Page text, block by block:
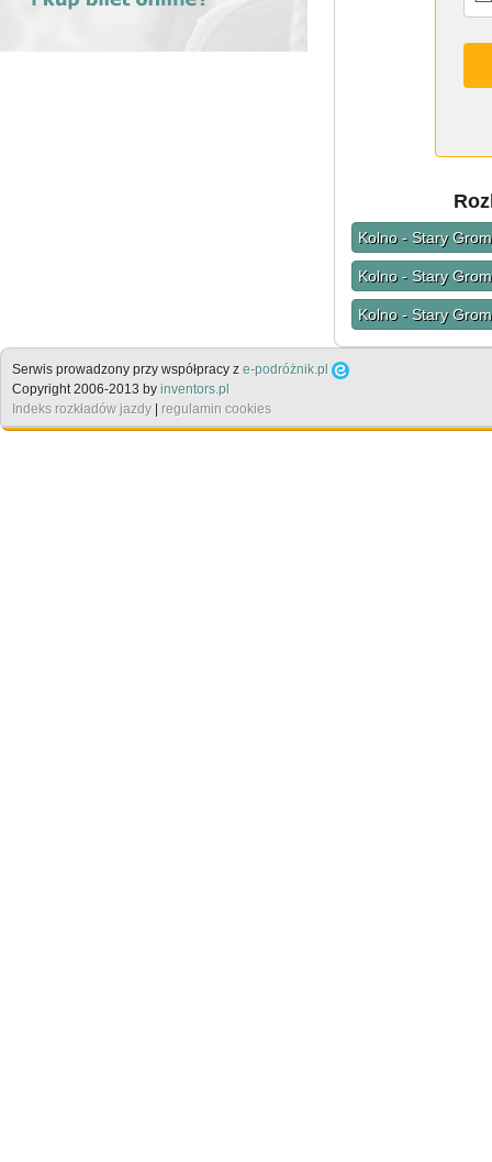
Kolno - Stary
Kolno - Stary
Kolno - Stary
Serwis prowadzony przy współpracy z e-podróżnik.pl
Copyright 2006-2013 by inventors.pl
Indeks rozkładów jazdy
regulamin cookies